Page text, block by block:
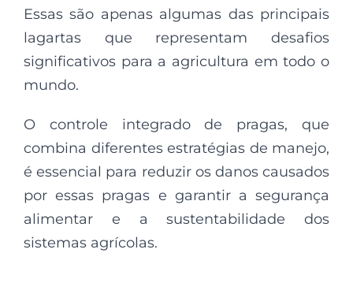
Essas são apenas algumas das principais
lagartas que representam desafios
significativos para a agricultura em todo o
mundo.
O controle integrado de pragas, que
combina diferentes estratégias de manejo,
é essencial para reduzir os danos causados
por essas pragas e garantir a segurança
alimentar e a sustentabilidade dos
sistemas agrícolas.